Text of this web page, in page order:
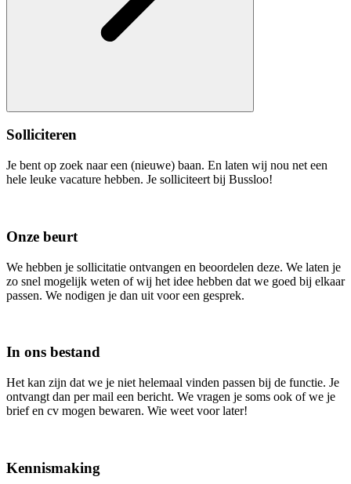
Solliciteren
Je bent op zoek naar een (nieuwe) baan. En laten wij nou net een
hele leuke vacature hebben. Je solliciteert bij Bussloo!
Onze beurt
We hebben je sollicitatie ontvangen en beoordelen deze. We laten je
zo snel mogelijk weten of wij het idee hebben dat we goed bij elkaar
passen. We nodigen je dan uit voor een gesprek.
In ons bestand
Het kan zijn dat we je niet helemaal vinden passen bij de functie. Je
ontvangt dan per mail een bericht. We vragen je soms ook of we je
brief en cv mogen bewaren. Wie weet voor later!
Kennismaking